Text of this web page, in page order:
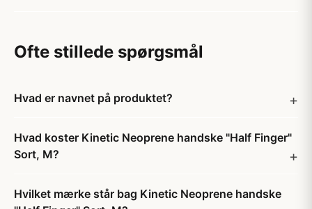
Ofte stillede spørgsmål
Hvad er navnet på produktet?
Hvad koster Kinetic Neoprene handske "Half Finger"
Sort, M?
Hvilket mærke står bag Kinetic Neoprene handske